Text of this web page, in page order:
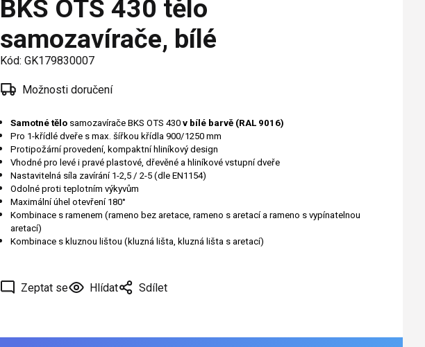
BKS OTS 430 tělo
samozavírače, bílé
Kód: GK179830007
Možnosti doručení
Samotné tělo samozavírače BKS OTS 430 v bílé barvě (RAL 9016)
Pro 1-křídlé dveře s max. šířkou křídla 900/1250 mm
Protipožární provedení, kompaktní hliníkový design
Vhodné pro levé i pravé plastové, dřevěné a hliníkové vstupní dveře
Nastavitelná síla zavírání 1-2,5 / 2-5 (dle EN1154)
Odolné proti teplotním výkyvům
Maximální úhel otevření 180°
Kombinace s ramenem (rameno bez aretace, rameno s aretací a rameno s vypínatelnou
aretací)
Kombinace s kluznou lištou (kluzná lišta, kluzná lišta s aretací)
Zeptat se Hlídat Sdílet